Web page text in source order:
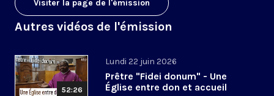
Visiter la page de l'émission
Autres vidéos de l'émission
52:26
Lundi 22 juin 2026
Prêtre "Fidei donum" - Une
Église entre don et accueil